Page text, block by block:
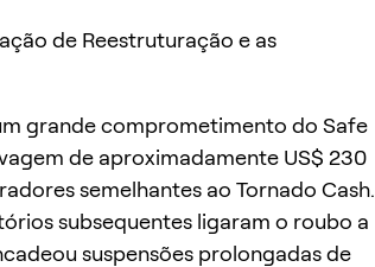
de Reestruturação e as
grande comprometimento do Safe
de aproximadamente US$ 230
semelhantes ao Tornado Cash.
subsequentes ligaram o roubo a
suspensões prolongadas de